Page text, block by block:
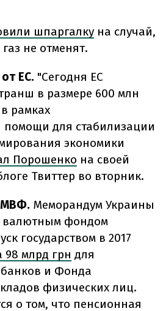
шпаргалку на случай,
не отменят.
ЕС. "Сегодня ЕС
в размере 600 млн
рамках
для стабилизации
экономики
Порошенко на своей
Твиттер во вторник.
МВФ. Меморандум Украины
фондом
государством в 2017
98 млрд грн для
и Фонда
физических лиц.
о том, что пенсионная